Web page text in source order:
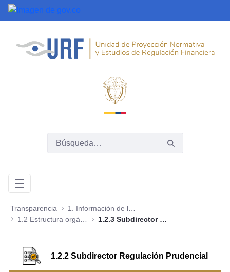
Saltar al contenido principal
Transparencia
1. Información de la entidad
1.2.3 Subdirector Regulación Prudencial
1.2.2 Subdirector Regulación Prudencial